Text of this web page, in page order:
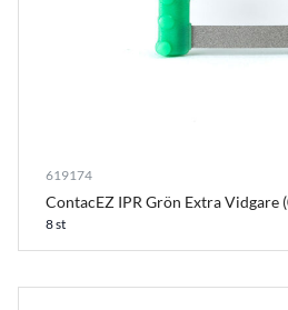
619174
ContacEZ IPR Grön Extra Vidgare
8 st